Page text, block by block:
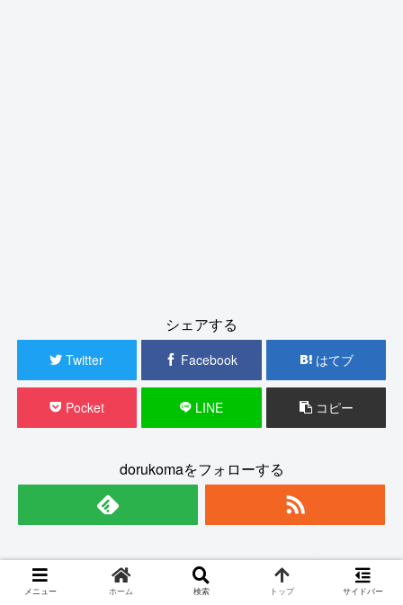
シェアする
Twitter Facebook はてブ
Pocket LINE コピー
dorukomaをフォローする
dorukoma
メニュー ホーム 検索 トップ サイドバー